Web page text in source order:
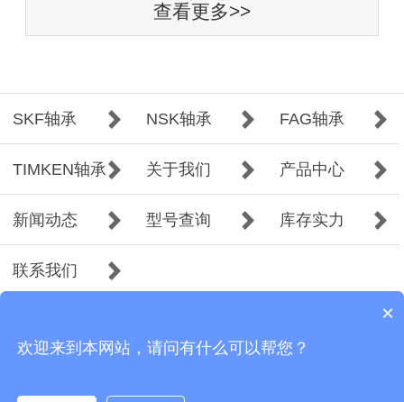
查看更多>>
SKF轴承 NSK轴承 FAG轴承
TIMKEN轴承 关于我们 产品中心
新闻动态 型号查询 库存实力
联系我们
Copyright © 2002-2020 上海弘笠轴承有限公司 版权所有
备案号：沪ICP备2021030329号-1
×
欢迎来到本网站，请问有什么可以帮您？